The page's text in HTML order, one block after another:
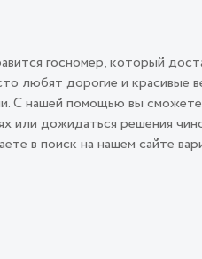
госномер, который
любят дорогие и
С нашей помощью вы сможете
дожидаться решения
в поиск на нашем сайте